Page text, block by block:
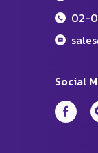
Social
02-